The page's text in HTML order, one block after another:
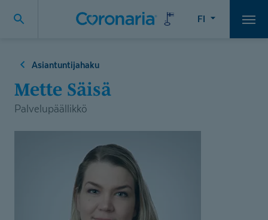
FI
Asiantuntijahaku
Mette Säisä
Palvelupäällikkö